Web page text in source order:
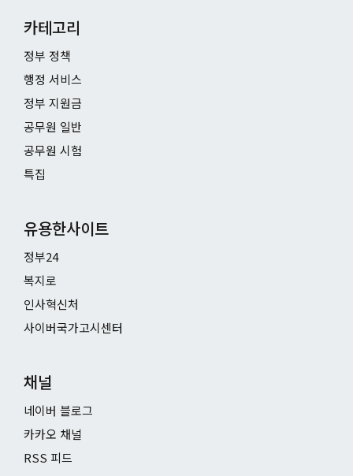
카테고리
정부 정책
행정 서비스
정부 지원금
공무원 일반
공무원 시험
특집
유용한사이트
정부24
복지로
인사혁신처
사이버국가고시센터
채널
네이버 블로그
카카오 채널
RSS 피드